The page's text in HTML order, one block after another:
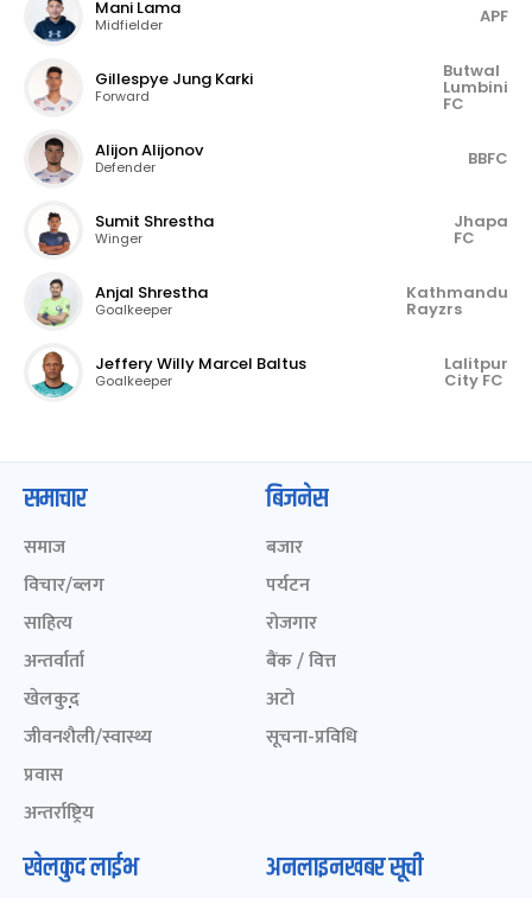
Mani Lama
Midfielder APF
Gillespye Jung Karki
Forward
Butwal
Lumbini
FC
Alijon Alijonov
Defender BBFC
Sumit Shrestha
Winger
Jhapa
FC
Anjal Shrestha
Goalkeeper
Kathmandu
Rayzrs
Jeffery Willy Marcel Baltus
Goalkeeper
Lalitpur
City FC
समाचार
समाज
विचार/ब्लग
साहित्य
अन्तर्वार्ता
खेलकुद़़
जीवनशैली/स्वास्थ्य
प्रवास
अन्तर्राष्ट्रिय
बिजनेस
बजार
पर्यटन
रोजगार
बैंक / वित्त
अटो
सूचना-प्रविधि
खेलकुद लाईभ अनलाइनखबर सूची